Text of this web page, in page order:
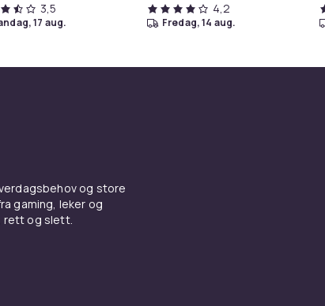
3,5
17 aug.
4,2
fredag, 14 aug.
og store
gaming, leker og
rett og slett.